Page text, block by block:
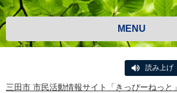
MENU
読み上げ
三田市 市民活動情報サイト「きっぴーねっと」